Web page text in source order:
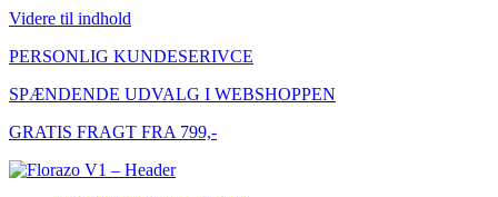
Videre til indhold
PERSONLIG KUNDESERIVCE
SPÆNDENDE UDVALG I WEBSHOPPEN
GRATIS FRAGT FRA 799,-